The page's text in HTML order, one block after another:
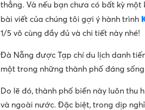
thẳng. Và nếu bạn chưa có bất kỳ một
bài viết của chúng tôi gợi ý hành trình
1/5 vô cùng đầy đủ và chi tiết này nhé!
Đà Nẵng được Tạp chí du lịch danh
một trong những thành phố đáng
Do lẽ đó, thành phố biển này luôn thu
và ngoài nước. Đặc biệt, trong dịp